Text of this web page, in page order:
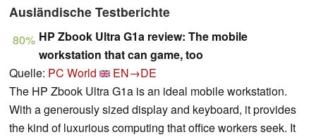
Ausländische Testberichte
80% HP Zbook Ultra G1a review: The mobile
workstation that can game, too
Quelle: PC World
EN→DE
The HP Zbook Ultra G1a is an ideal mobile workstation.
With a generously sized display and keyboard, it provides
the kind of luxurious computing that office workers seek. It